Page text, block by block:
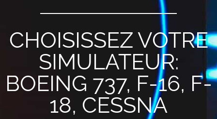
CHOISISSEZ VOTRE
SIMULATEUR:
BOEING 737, F-16, F-
18, CESSNA